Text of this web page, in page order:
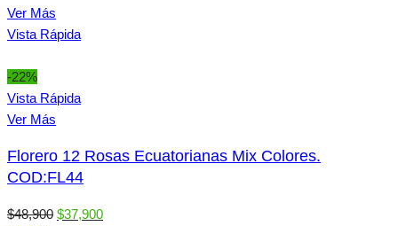
original
Ver Más
Vista Rápida
-22%
Vista Rápida
Ver Más
Florero 12 Rosas Ecuatorianas Mix Colores.
COD:FL44
$48,900 El
$37,900El